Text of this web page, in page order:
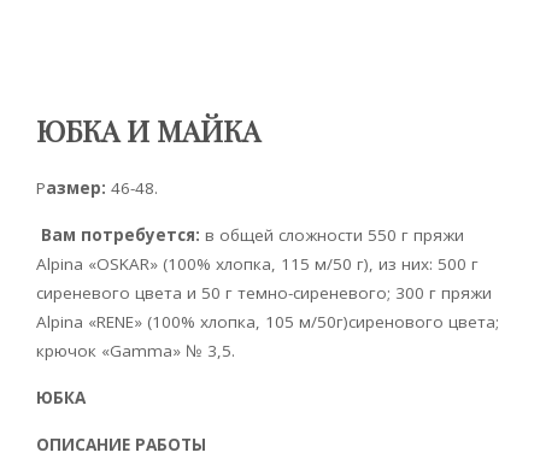
ЮБКА И МАЙКА
Размер: 46-48.
Вам потребуется: в общей сложности 550 г пряжи
Alpina «OSKAR» (100% хлопка, 115 м/50 г), из них: 500 г
сиреневого цвета и 50 г темно-сиреневого; 300 г пряжи
Alpina «RENE» (100% хлопка, 105 м/50г)сиренового цвета;
крючок «Gamma» № 3,5.
ЮБКА
ОПИСАНИЕ РАБОТЫ